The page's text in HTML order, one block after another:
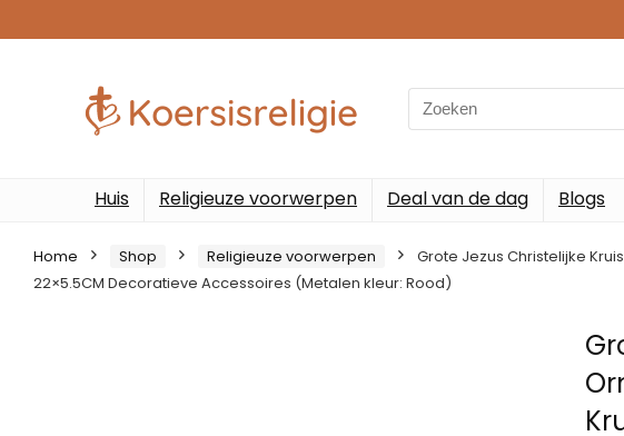
Search
for:
Huis Religieuze voorwerpen Deal van de dag Blogs
Home Shop Religieuze voorwerpen
Grote Jezus Christelijke
22×5.5CM Decoratieve Accessoires (Metalen kleur: Rood)